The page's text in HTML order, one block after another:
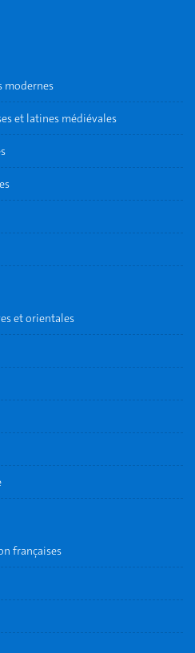
modernes
et latines médiévales
et orientales
françaises